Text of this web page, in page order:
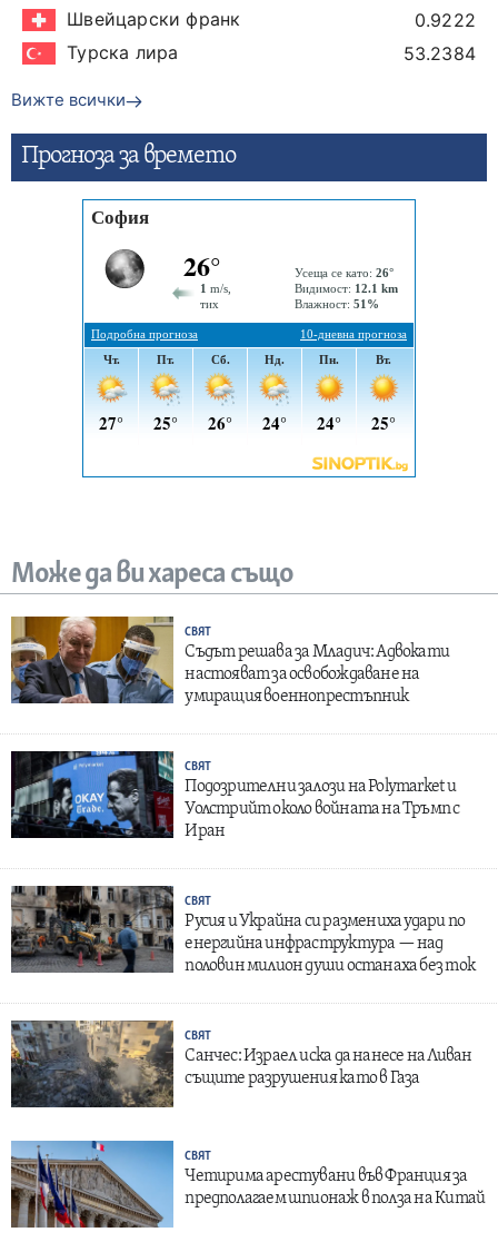
Швейцарски франк
0.9222
Турска лира
53.2384
Вижте всички
Прогнозa за времето
Може да ви хареса също
СВЯТ
Съдът решава за Младич: Адвокати
настояват за освобождаване на
умиращия военнопрестъпник
СВЯТ
Подозрителни залози на Polymarket и
Уолстрийт около войната на Тръмп с
Иран
СВЯТ
Русия и Украйна си размениха удари по
енергийна инфраструктура — над
половин милион души останаха без ток
СВЯТ
Санчес: Израел иска да нанесе на Ливан
същите разрушения като в Газа
СВЯТ
Четирима арестувани във Франция за
предполагаем шпионаж в полза на Китай